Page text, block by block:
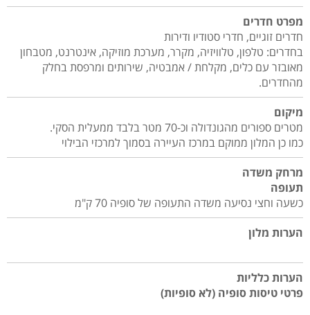
מפרט חדרים
חדרים זוגיים, חדרי סטודיו ודירות
בחדרים: טלפון, טלוויזיה, מקרר, מערכת מוזיקה, אינטרנט, מטבחון
מאובזר עם כלים, מקלחת / אמבטיה, שירותים ומרפסת בחלק
מהחדרים.
מיקום
מטרים ספורים מהגונדולה וכ-70 מטר בלבד ממעלית הסקי.
כמו כן המלון ממוקם במרכז העיירה בסמוך למרכזי הבילוי
מרחק משדה
תעופה
כשעה וחצי נסיעה משדה התעופה של סופיה 70 ק"מ
הערות מלון
הערות כלליות
פרטי טיסות סופיה (לא סופיות)